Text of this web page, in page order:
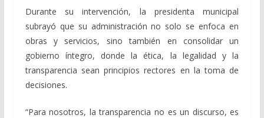
Durante su intervención, la presidenta municipal
subrayó que su administración no solo se enfoca en
obras y servicios, sino también en consolidar un
gobierno íntegro, donde la ética, la legalidad y la
transparencia sean principios rectores en la toma de
decisiones.
“Para nosotros, la transparencia no es un discurso, es